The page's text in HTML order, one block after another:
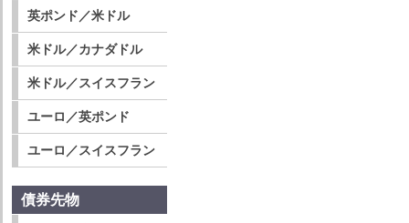
英ポンド／米ドル
米ドル／カナダドル
米ドル／スイスフラン
ユーロ／英ポンド
ユーロ／スイスフラン
債券先物